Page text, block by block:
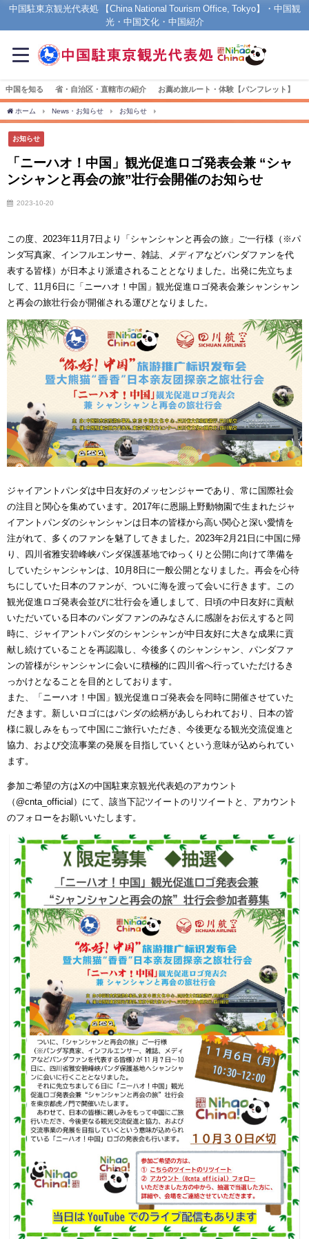
中国駐東京観光代表処 【China National Tourism Office, Tokyo】・中国観
光・中国文化・中国紹介
中国を知る 省・自治区・直轄市の紹介 お薦め旅ルート・体験【パンフレット】
ホーム News・お知らせ お知らせ
お知らせ
「ニーハオ！中国」観光促進ロゴ発表会兼 “シャ
ンシャンと再会の旅”壮行会開催のお知らせ
2023-10-20
この度、2023年11月7日より「シャンシャンと再会の旅」ご一行様（※パ
ンダ写真家、インフルエンサー、雑誌、メディアなどパンダファンを代
表する皆様）が日本より派遣されることとなりました。出発に先立ちま
して、11月6日に「ニーハオ！中国」観光促進ロゴ発表会兼シャンシャン
と再会の旅壮行会が開催される運びとなりました。
ジャイアントパンダは中日友好のメッセンジャーであり、常に国際社会
の注目と関心を集めています。2017年に恩賜上野動物園で生まれたジャ
イアントパンダのシャンシャンは日本の皆様から高い関心と深い愛情を
注がれて、多くのファンを魅了してきました。2023年2月21日に中国に帰
り、四川省雅安碧峰峡パンダ保護基地でゆっくりと公開に向けて準備を
していたシャンシャンは、10月8日に一般公開となりました。再会を心待
ちにしていた日本のファンが、ついに海を渡って会いに行きます。この
観光促進ロゴ発表会並びに壮行会を通しまして、日頃の中日友好に貢献
いただいている日本のパンダファンのみなさんに感謝をお伝えすると同
時に、ジャイアントパンダのシャンシャンが中日友好に大きな成果に貢
献し続けていることを再認識し、今後多くのシャンシャン、パンダファ
ンの皆様がシャンシャンに会いに積極的に四川省へ行っていただけるき
っかけとなることを目的としております。
また、「ニーハオ！中国」観光促進ロゴ発表会を同時に開催させていた
だきます。新しいロゴにはパンダの絵柄があしらわれており、日本の皆
様に親しみをもって中国にご旅行いただき、今後更なる観光交流促進と
協力、および交流事業の発展を目指していくという意味が込められてい
ます。
参加ご希望の方はXの中国駐東京観光代表処のアカウント
（ @cnta_official） にて、該当下記ツイートのリツイートと、アカウント
のフォローをお願いいたします。